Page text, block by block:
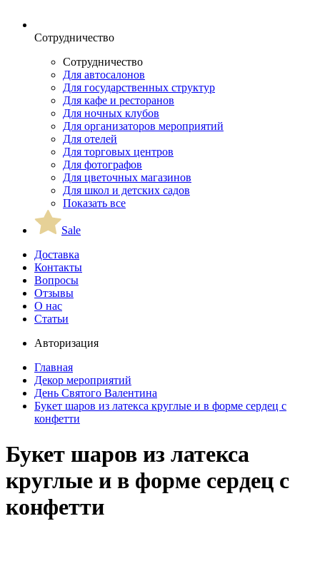
Сотрудничество
Сотрудничество
Для автосалонов
Для государственных структур
Для кафе и ресторанов
Для ночных клубов
Для организаторов мероприятий
Для отелей
Для торговых центров
Для фотографов
Для цветочных магазинов
Для школ и детских садов
Показать все
Sale
Доставка
Контакты
Вопросы
Отзывы
О нас
Статьи
Авторизация
Главная
Декор мероприятий
День Святого Валентина
Букет шаров из латекса круглые и в форме сердец с
конфетти
Букет шаров из латекса
круглые и в форме сердец с
конфетти